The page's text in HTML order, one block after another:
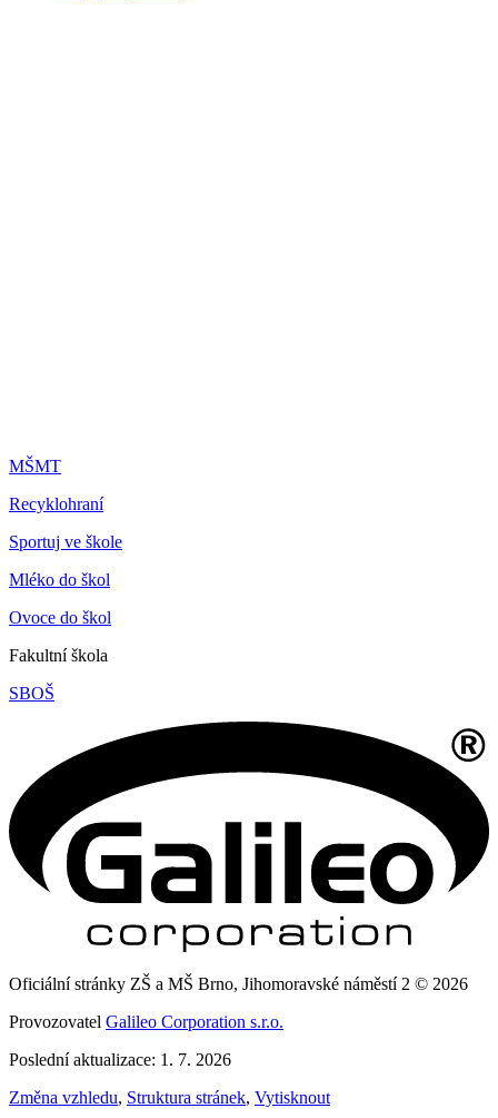
MŠMT
Recyklohraní
Sportuj ve škole
Mléko do škol
Ovoce do škol
Fakultní škola
SBOŠ
Oficiální stránky ZŠ a MŠ Brno, Jihomoravské náměstí 2 © 2026
Provozovatel Galileo Corporation s.r.o.
Poslední aktualizace: 1. 7. 2026
Změna vzhledu, Struktura stránek, Vytisknout